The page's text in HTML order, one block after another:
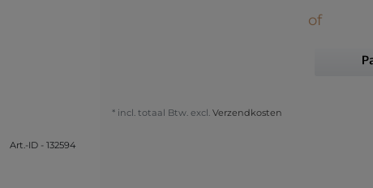
Art.-ID - 132594
of
* incl. totaal Btw. excl. Verzendkosten